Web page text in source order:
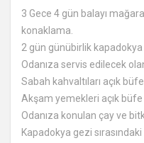
3 Gece 4 gün balayı
konaklama.
2 gün günübirlik kapadokya
Odanıza servis edilecek
Sabah kahvaltıları açık
Akşam yemekleri açık büfe
Odanıza konulan çay ve
Kapadokya gezi